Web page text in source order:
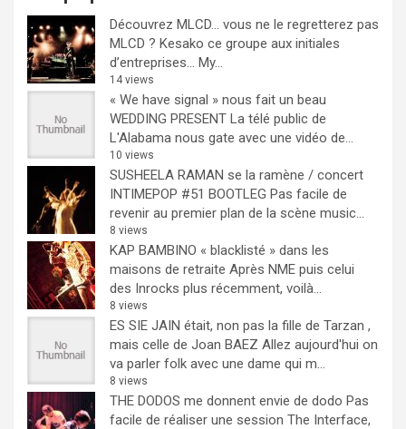
Découvrez MLCD… vous ne le regretterez pas
MLCD ? Kesako ce groupe aux initiales
d’entreprises… My...
14 views
« We have signal » nous fait un beau
WEDDING PRESENT La télé public de
L'Alabama nous gate avec une vidéo de...
10 views
SUSHEELA RAMAN se la ramène / concert
INTIMEPOP #51 BOOTLEG Pas facile de
revenir au premier plan de la scène music...
8 views
KAP BAMBINO « blacklisté » dans les
maisons de retraite Après NME puis celui
des Inrocks plus récemment, voilà...
8 views
ES SIE JAIN était, non pas la fille de Tarzan ,
mais celle de Joan BAEZ Allez aujourd'hui on
va parler folk avec une dame qui m...
8 views
THE DODOS me donnent envie de dodo Pas
facile de réaliser une session The Interface,